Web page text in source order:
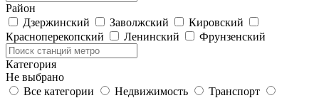
Район
Дзержинский
Заволжский
Кировский
Красноперекопский
Ленинский Фрунзенский
Категория
Не выбрано
Все категории
Недвижимость
Транспорт